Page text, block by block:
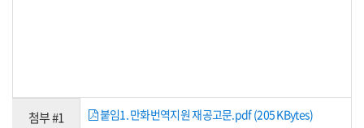
첨부 #1 붙임1. 만화번역지원 재공고문.pdf (205 KBytes)